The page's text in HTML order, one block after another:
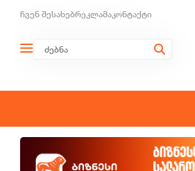
ჩვენ შესახებრეკლამაკონტაქტი